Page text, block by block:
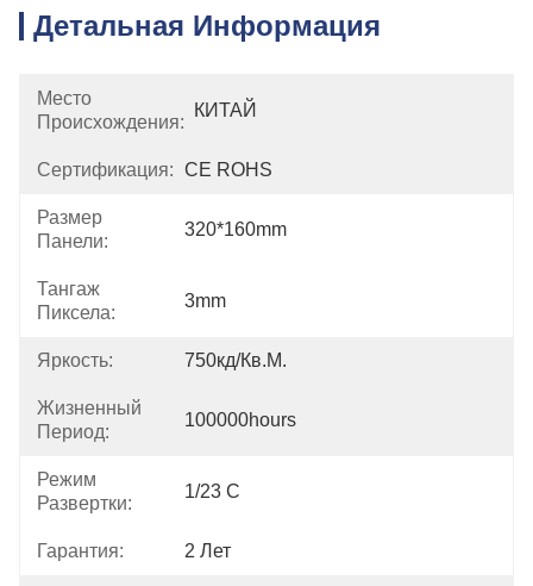
Детальная Информация
Место
Происхождения:
КИТАЙ
Сертификация: CE ROHS
Размер
Панели:
320*160mm
Тангаж
Пиксела:
3mm
Яркость: 750кд/кв.м.
Жизненный
Период:
100000hours
Режим
Развертки:
1/23 С
Гарантия: 2 Лет